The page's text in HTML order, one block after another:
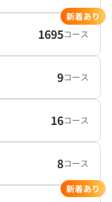
1695コース
新着あり
9コース
16コース
8コース
新着あり